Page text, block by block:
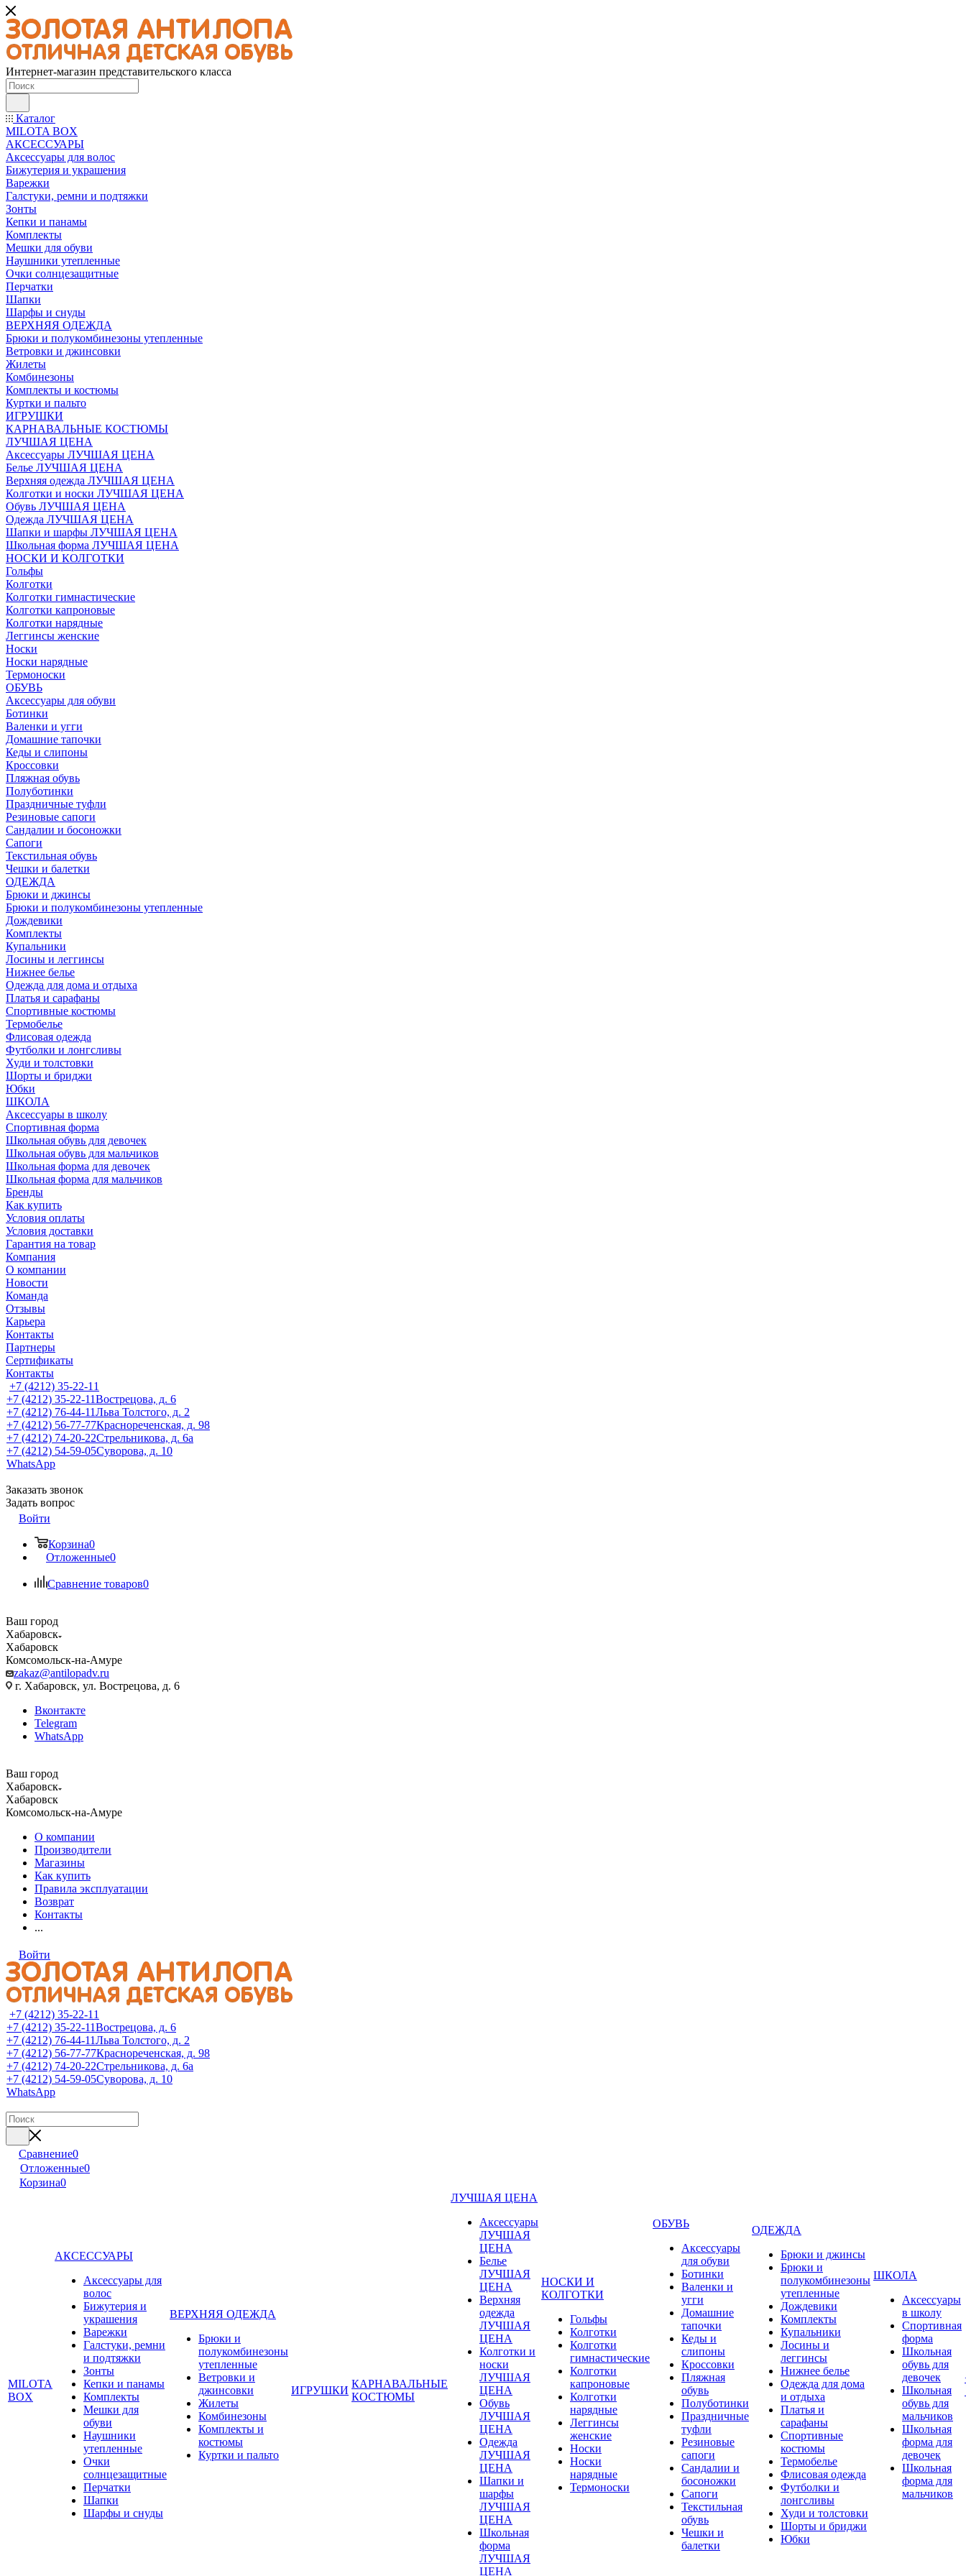
Интернет-магазин представительского класса
Каталог
MILOTA BOX
АКСЕССУАРЫ
Аксессуары для волос
Бижутерия и украшения
Варежки
Галстуки, ремни и подтяжки
Зонты
Кепки и панамы
Комплекты
Мешки для обуви
Наушники утепленные
Очки солнцезащитные
Перчатки
Шапки
Шарфы и снуды
ВЕРХНЯЯ ОДЕЖДА
Брюки и полукомбинезоны утепленные
Ветровки и джинсовки
Жилеты
Комбинезоны
Комплекты и костюмы
Куртки и пальто
ИГРУШКИ
КАРНАВАЛЬНЫЕ КОСТЮМЫ
ЛУЧШАЯ ЦЕНА
Аксессуары ЛУЧШАЯ ЦЕНА
Белье ЛУЧШАЯ ЦЕНА
Верхняя одежда ЛУЧШАЯ ЦЕНА
Колготки и носки ЛУЧШАЯ ЦЕНА
Обувь ЛУЧШАЯ ЦЕНА
Одежда ЛУЧШАЯ ЦЕНА
Шапки и шарфы ЛУЧШАЯ ЦЕНА
Школьная форма ЛУЧШАЯ ЦЕНА
НОСКИ И КОЛГОТКИ
Гольфы
Колготки
Колготки гимнастические
Колготки капроновые
Колготки нарядные
Леггинсы женские
Носки
Носки нарядные
Термоноски
ОБУВЬ
Аксессуары для обуви
Ботинки
Валенки и угги
Домашние тапочки
Кеды и слипоны
Кроссовки
Пляжная обувь
Полуботинки
Праздничные туфли
Резиновые сапоги
Сандалии и босоножки
Сапоги
Текстильная обувь
Чешки и балетки
ОДЕЖДА
Брюки и джинсы
Брюки и полукомбинезоны утепленные
Дождевики
Комплекты
Купальники
Лосины и леггинсы
Нижнее белье
Одежда для дома и отдыха
Платья и сарафаны
Спортивные костюмы
Термобелье
Флисовая одежда
Футболки и лонгсливы
Худи и толстовки
Шорты и бриджи
Юбки
ШКОЛА
Аксессуары в школу
Спортивная форма
Школьная обувь для девочек
Школьная обувь для мальчиков
Школьная форма для девочек
Школьная форма для мальчиков
Бренды
Как купить
Условия оплаты
Условия доставки
Гарантия на товар
Компания
О компании
Новости
Команда
Отзывы
Карьера
Контакты
Партнеры
Сертификаты
Контакты
+7 (4212) 35-22-11
+7 (4212) 35-22-11Вострецова, д. 6
+7 (4212) 76-44-11Льва Толстого, д. 2
+7 (4212) 56-77-77Краснореченская, д. 98
+7 (4212) 74-20-22Стрельникова, д. 6а
+7 (4212) 54-59-05Суворова, д. 10
WhatsApp
Заказать звонок
Задать вопрос
Войти
Корзина0
Отложенные0
Сравнение товаров0
Ваш город
Хабаровск
Хабаровск
Комсомольск-на-Амуре
zakaz@antilopadv.ru
г. Хабаровск, ул. Вострецова, д. 6
Вконтакте
Telegram
WhatsApp
Ваш город
Хабаровск
Хабаровск
Комсомольск-на-Амуре
О компании
Производители
Магазины
Как купить
Правила эксплуатации
Возврат
Контакты
...
Войти
+7 (4212) 35-22-11
+7 (4212) 35-22-11Вострецова, д. 6
+7 (4212) 76-44-11Льва Толстого, д. 2
+7 (4212) 56-77-77Краснореченская, д. 98
+7 (4212) 74-20-22Стрельникова, д. 6а
+7 (4212) 54-59-05Суворова, д. 10
WhatsApp
Сравнение0
Отложенные0
Корзина0
MILOTA
BOX
АКСЕССУАРЫ
Аксессуары для
волос
Бижутерия и
украшения
Варежки
Галстуки, ремни
и подтяжки
Зонты
Кепки и панамы
Комплекты
Мешки для
обуви
Наушники
утепленные
Очки
солнцезащитные
Перчатки
Шапки
Шарфы и снуды
ВЕРХНЯЯ ОДЕЖДА
Брюки и
полукомбинезоны
утепленные
Ветровки и
джинсовки
Жилеты
Комбинезоны
Комплекты и
костюмы
Куртки и пальто
ИГРУШКИ
КАРНАВАЛЬНЫЕ
КОСТЮМЫ
ЛУЧШАЯ ЦЕНА
Аксессуары
ЛУЧШАЯ
ЦЕНА
Белье
ЛУЧШАЯ
ЦЕНА
Верхняя
одежда
ЛУЧШАЯ
ЦЕНА
Колготки и
носки
ЛУЧШАЯ
ЦЕНА
Обувь
ЛУЧШАЯ
ЦЕНА
Одежда
ЛУЧШАЯ
ЦЕНА
Шапки и
шарфы
ЛУЧШАЯ
ЦЕНА
Школьная
форма
ЛУЧШАЯ
ЦЕНА
НОСКИ И
КОЛГОТКИ
Гольфы
Колготки
Колготки
гимнастические
Колготки
капроновые
Колготки
нарядные
Леггинсы
женские
Носки
Носки
нарядные
Термоноски
ОБУВЬ
Аксессуары
для обуви
Ботинки
Валенки и
угги
Домашние
тапочки
Кеды и
слипоны
Кроссовки
Пляжная
обувь
Полуботинки
Праздничные
туфли
Резиновые
сапоги
Сандалии и
босоножки
Сапоги
Текстильная
обувь
Чешки и
балетки
ОДЕЖДА
Брюки и джинсы
Брюки и
полукомбинезоны
утепленные
Дождевики
Комплекты
Купальники
Лосины и
леггинсы
Нижнее белье
Одежда для дома
и отдыха
Платья и
сарафаны
Спортивные
костюмы
Термобелье
Флисовая одежда
Футболки и
лонгсливы
Худи и толстовки
Шорты и бриджи
Юбки
ШКОЛА
Аксессуары
в школу
Спортивная
форма
Школьная
обувь для
девочек
Школьная
обувь для
мальчиков
Школьная
форма для
девочек
Школьная
форма для
мальчиков